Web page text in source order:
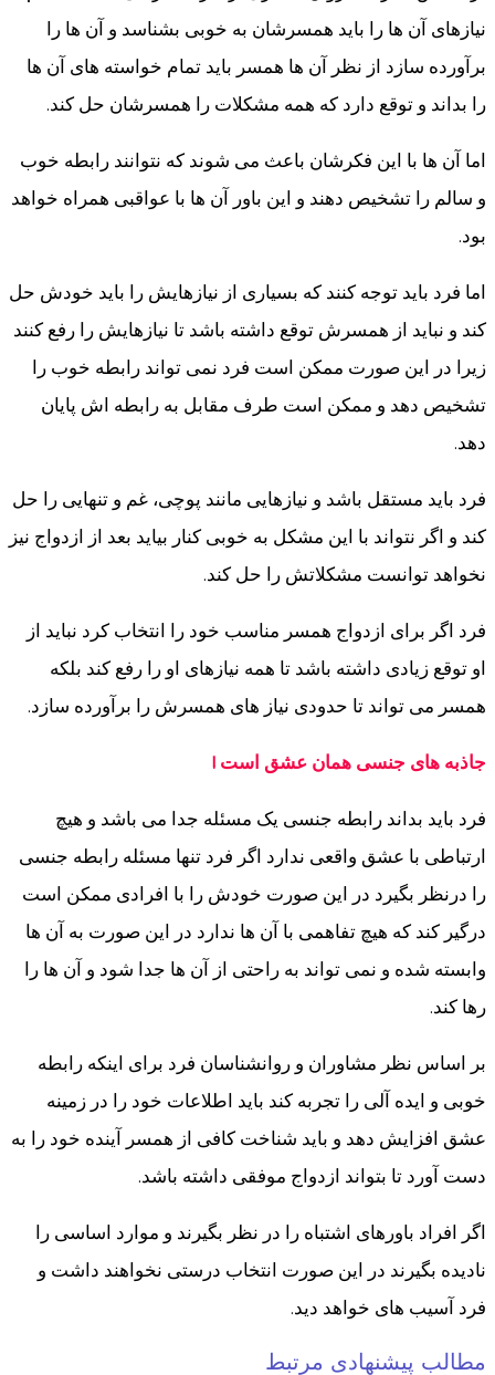
نیازهای آن ها را باید همسرشان به خوبی بشناسد و آن ها را
برآورده سازد از نظر آن ها همسر باید تمام خواسته های آن ها
را بداند و توقع دارد که همه مشکلات را همسرشان حل کند.
اما آن ها با این فکرشان باعث می شوند که نتوانند رابطه خوب
و سالم را تشخیص دهند و این باور آن ها با عواقبی همراه خواهد
بود.
اما فرد باید توجه کنند که بسیاری از نیازهایش را باید خودش حل
کند و نباید از همسرش توقع داشته باشد تا نیازهایش را رفع کنند
زیرا در این صورت ممکن است فرد نمی تواند رابطه خوب را
تشخیص دهد و ممکن است طرف مقابل به رابطه اش پایان
دهد.
فرد باید مستقل باشد و نیازهایی مانند پوچی، غم و تنهایی را حل
کند و اگر نتواند با این مشکل به خوبی کنار بیاید بعد از ازدواج نیز
نخواهد توانست مشکلاتش را حل کند.
فرد اگر برای ازدواج همسر مناسب خود را انتخاب کرد نباید از
او توقع زیادی داشته باشد تا همه نیازهای او را رفع کند بلکه
همسر می تواند تا حدودی نیاز های همسرش را برآورده سازد.
جاذبه های جنسی همان عشق است !
فرد باید بداند رابطه جنسی یک مسئله جدا می باشد و هیچ
ارتباطی با عشق واقعی ندارد اگر فرد تنها مسئله رابطه جنسی
را درنظر بگیرد در این صورت خودش را با افرادی ممکن است
درگیر کند که هیچ تفاهمی با آن ها ندارد در این صورت به آن ها
وابسته شده و نمی تواند به راحتی از آن ها جدا شود و آن ها را
رها کند.
بر اساس نظر مشاوران و روانشناسان فرد برای اینکه رابطه
خوبی و ایده آلی را تجربه کند باید اطلاعات خود را در زمینه
عشق افزایش دهد و باید شناخت کافی از همسر آینده خود را به
دست آورد تا بتواند ازدواج موفقی داشته باشد.
اگر افراد باورهای اشتباه را در نظر بگیرند و موارد اساسی را
نادیده بگیرند در این صورت انتخاب درستی نخواهند داشت و
فرد آسیب های خواهد دید.
مطالب پیشنهادی مرتبط